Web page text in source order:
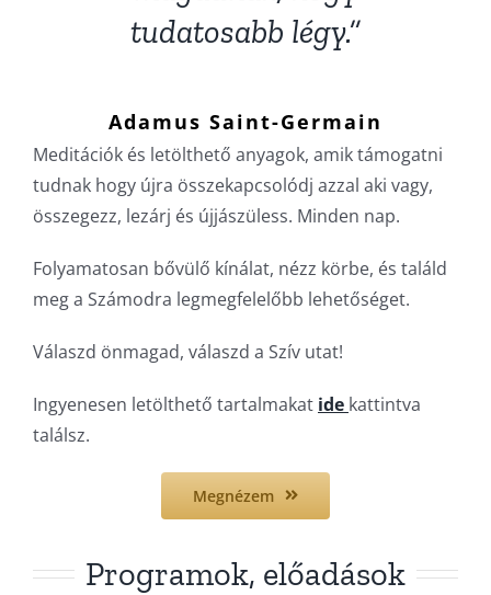
tudatosabb légy.”
Adamus Saint-Germain
Meditációk és letölthető anyagok, amik támogatni
tudnak hogy újra összekapcsolódj azzal aki vagy,
összegezz, lezárj és újjászüless. Minden nap.
Folyamatosan bővülő kínálat, nézz körbe, és találd
meg a Számodra legmegfelelőbb lehetőséget.
Válaszd önmagad, válaszd a Szív utat!
Ingyenesen letölthető tartalmakat ide kattintva
találsz.
Megnézem
Programok, előadások